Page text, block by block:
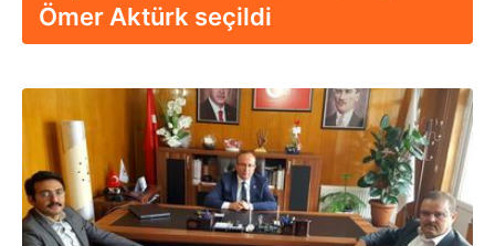
Ömer Aktürk seçildi